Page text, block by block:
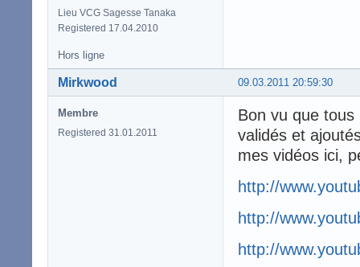
Lieu VCG Sagesse Tanaka
Registered 17.04.2010
Hors ligne
09.03.2011 20:59:30
Mirkwood
Membre
Registered 31.01.2011
Bon vu que
validés et
mes vidéos ici,
http://
http://
http://